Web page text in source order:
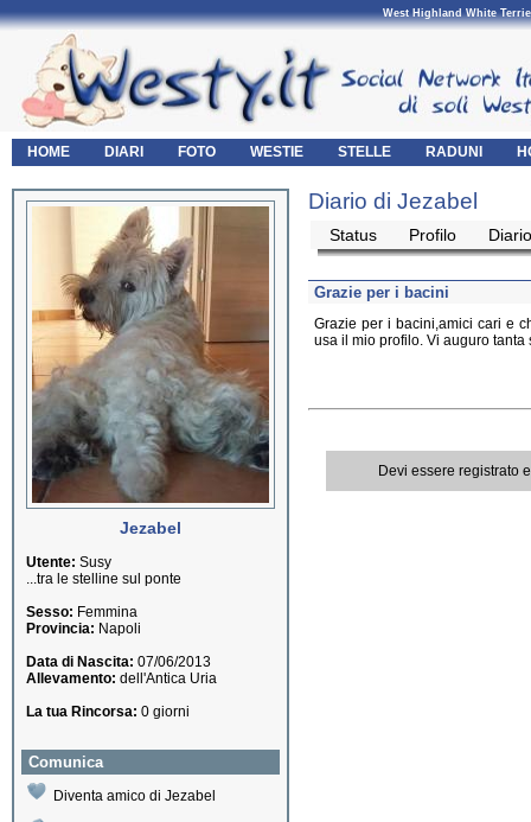
West Highland White
HOME DIARI FOTO WESTIE STELLE RADUNI
Jezabel
Utente: Susy
...tra le stelline sul ponte
Sesso: Femmina
Provincia: Napoli
Data di Nascita: 07/06/2013
Allevamento: dell'Antica Uria
La tua Rincorsa: 0 giorni
Comunica
Diventa amico di Jezabel
Diario di Jezabel
Status Profilo Diario
Grazie per i bacini
Grazie per i bacini,amici cari e
usa il mio profilo. Vi auguro
Devi essere registrato